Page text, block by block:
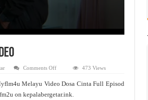
Comments Offon
Live
2
473 Views
Melayu Video Dosa Cinta Full Episod
on kepalabergetar.ink.